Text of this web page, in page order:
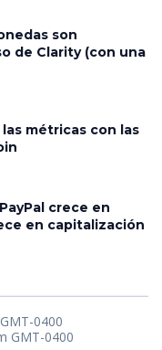
son
de Clarity (con una
métricas con las
crece en
en capitalización
0400
GMT-0400